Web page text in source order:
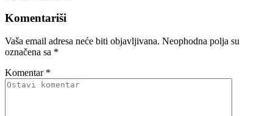
Komentariši
Vaša email adresa neće biti objavljivana. Neophodna polja su
označena sa *
Komentar *